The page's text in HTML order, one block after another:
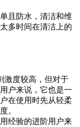
且防水，清洁和维
多时间在清洁上的
激度较高，但对于
户来说，它也是一
在使用时先从轻柔
。
经验的进阶用户来